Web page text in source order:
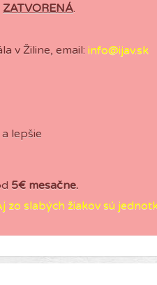
ZATVORENÁ.
v Žiline, email: info@ijav.sk
lepšie
5€ mesačne.
zo slabých žiakov sú